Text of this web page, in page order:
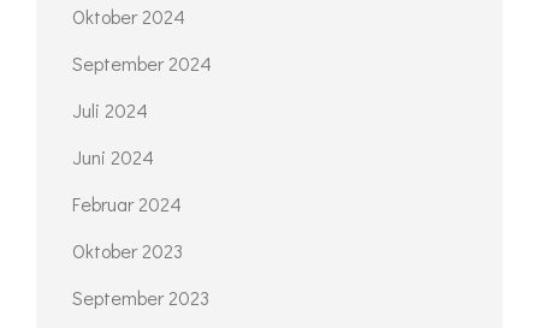
Oktober 2024
September 2024
Juli 2024
Juni 2024
Februar 2024
Oktober 2023
September 2023